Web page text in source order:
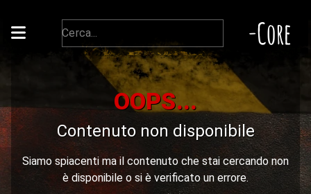
-Core
OOPS...
Contenuto non disponibile
Siamo spiacenti ma il contenuto che stai cercando non
è disponibile o si è verificato un errore.